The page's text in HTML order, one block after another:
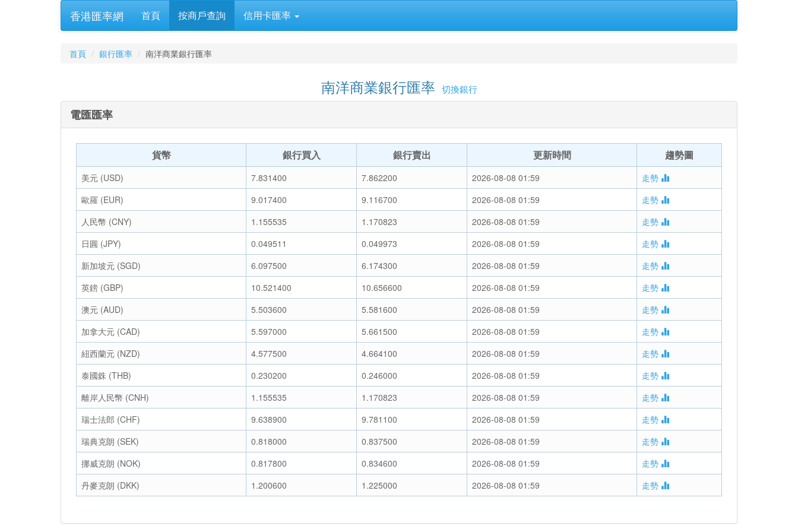
香港匯率網 首頁 按商戶查詢 信用卡匯率
首頁 銀行匯率 南洋商業銀行匯率
南洋商業銀行匯率 切換銀行
電匯匯率
貨幣 銀行買入 銀行賣出 更新時間 趨勢圖
美元 (USD) 7.831400 7.862200 2026-08-08 01:59
走勢
歐羅 (EUR)
9.017400 9.116700 2026-08-08 01:59
走勢
人民幣 (CNY)
1.155535 1.170823 2026-08-08 01:59
走勢
日圓 (JPY)
0.049511 0.049973 2026-08-08 01:59
走勢
新加坡元 (SGD)
6.097500 6.174300 2026-08-08 01:59
走勢
英鎊 (GBP)
10.521400 10.656600 2026-08-08 01:59
走勢
澳元 (AUD)
5.503600 5.581600 2026-08-08 01:59
走勢
加拿大元 (CAD)
5.597000 5.661500 2026-08-08 01:59
走勢
紐西蘭元 (NZD)
4.577500 4.664100 2026-08-08 01:59
走勢
泰國銖 (THB)
0.230200 0.246000 2026-08-08 01:59
走勢
離岸人民幣 (CNH)
1.155535 1.170823 2026-08-08 01:59
走勢
瑞士法郎 (CHF)
9.638900 9.781100 2026-08-08 01:59
走勢
瑞典克朗 (SEK)
0.818000 0.837500 2026-08-08 01:59
走勢
挪威克朗 (NOK)
0.817800 0.834600 2026-08-08 01:59
走勢
丹麥克朗 (DKK)
1.200600 1.225000 2026-08-08 01:59 走勢